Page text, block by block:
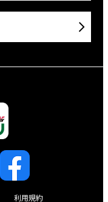
利用規約